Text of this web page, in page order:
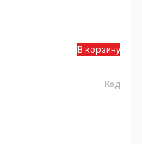
В корзину
Код